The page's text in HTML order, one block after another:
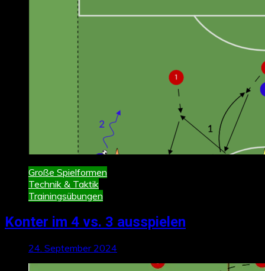
Große Spielformen
Technik & Taktik
Trainingsübungen
Konter im 4 vs. 3 ausspielen
24. September 2024